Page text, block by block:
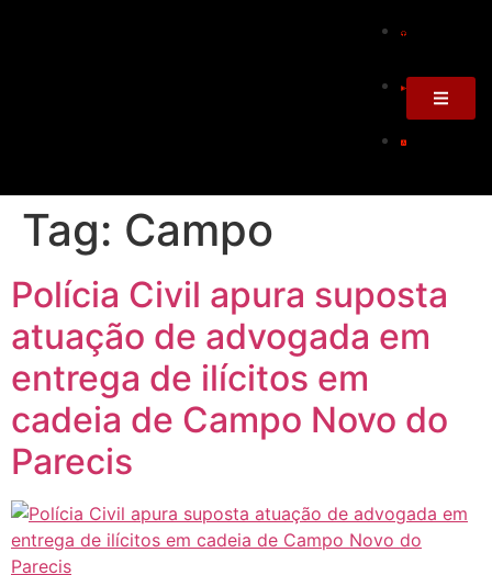
Tag: Campo
Polícia Civil apura suposta
atuação de advogada em
entrega de ilícitos em
cadeia de Campo Novo do
Parecis